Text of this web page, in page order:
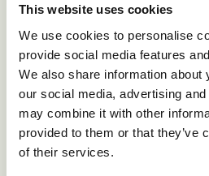
This website uses cookies
We use cookies to personalise
provide social media features
We also share information about
our social media, advertising
may combine it with other
provided to them or that they’ve
of their services.
Hoofdkleur
Potmaat - cm
12,
Bloemmaat
Koudetolerantie 7ºC/ 48
uur
Houdbaarheid op schaal 1
tot 10
7.9
Rasnaam